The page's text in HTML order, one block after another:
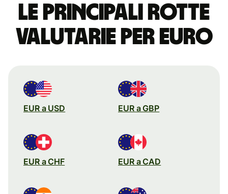
Le principali rotte
valutarie per euro
EUR a USD EUR a GBP
EUR a CHF EUR a CAD